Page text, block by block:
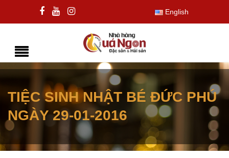
English
TIỆC SINH NHẬT BÉ ĐỨC PHÚ
NGÀY 29-01-2016